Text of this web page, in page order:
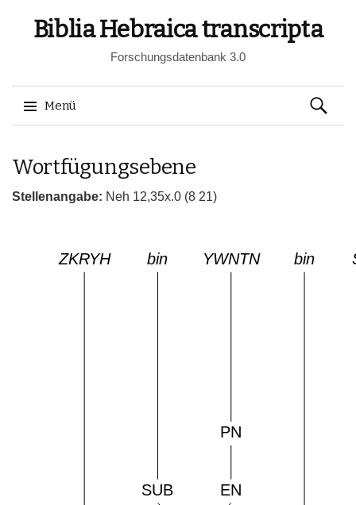
Biblia Hebraica transcripta
Forschungsdatenbank 3.0
Menü
zum
Suchen
nach:
Wortfügungsebene
Stellenangabe: Neh 12,35x.0 (8 21)